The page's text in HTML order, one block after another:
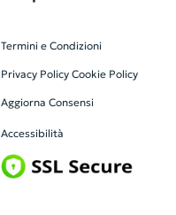
Termini e Condizioni
Privacy Policy Cookie Policy
Aggiorna Consensi
Accessibilità